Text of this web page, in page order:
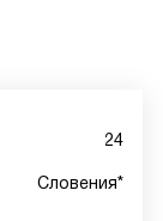
24
Словения*